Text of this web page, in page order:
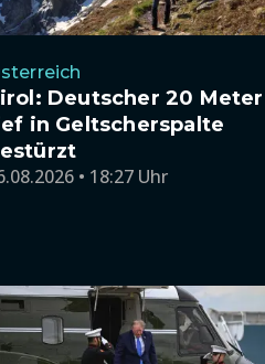
Deutscher 20 Meter
in Geltscherspalte
• 18:27 Uhr